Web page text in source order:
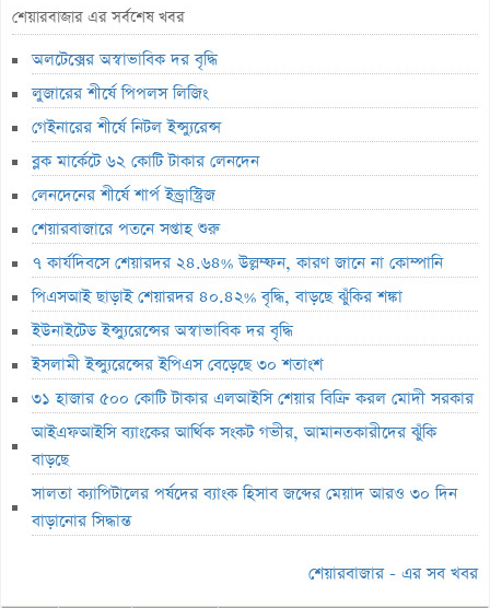
ইসলামী ইন্স্যুরেন্সের ইপিএস বেড়েছে ৩০ শতাংশ
৩১ হাজার ৫০০ কোটি টাকার এলআইসি শেয়ার বিক্রি করল মোদী সরকার
ঋণের জট কাটলেও নতুন জাহাজ পেতে আরও তিন বছর, বহরে এখনো মাত্র
৭ জাহাজ
গ্যাসসংকটে বিদেশি ক্রেতাদের উদ্বেগ, ঝুঁকিতে নতুন রপ্তানি আদেশ
আইএফআইসি ব্যাংকের আর্থিক সংকট গভীর, আমানতকারীদের ঝুঁকি বাড়ছে
সালতা ক্যাপিটালের পর্ষদের ব্যাংক হিসাব জব্দের মেয়াদ আরও ৩০ দিন
বাড়ানোর সিদ্ধান্ত
হোয়াইট হাউসের বলরুম প্রকল্প স্থগিত, সুপ্রিম কোর্টে যাচ্ছেন ট্রাম্প
সাকিবের ফেরা নিয়ে কঠোর অবস্থানে ক্রীড়া প্রতিমন্ত্রী
ইনফান্তিনোর পদত্যাগ দাবি করল নরওয়ে ফুটবল ফেডারেশন
অস্কারের প্রাথমিক দৌড়ে পাকিস্তানের ‘মেরা লিয়ারি’
হাতে আঘাত পেয়ে হাসপাতালে ভর্তি মিঠুন চক্রবর্তী
৪ দুর্বল আর্থিক প্রতিষ্ঠানে আজ প্রশাসক নিয়োগ, ভেঙে দেওয়া হবে পর্ষদ
বিনিয়োগকারীরা ফিরে পেল ২ হাজার ৭৮১ কোটি টাকা
শেয়ারবাজার এর সর্বশেষ খবর
অলটেক্সের অস্বাভাবিক দর বৃদ্ধি
লুজারের শীর্ষে পিপলস লিজিং
গেইনারের শীর্ষে নিটল ইন্স্যুরেন্স
ব্লক মার্কেটে ৬২ কোটি টাকার লেনদেন
লেনদেনের শীর্ষে শার্প ইন্ড্রাস্ট্রিজ
শেয়ারবাজারে পতনে সপ্তাহ শুরু
৭ কার্যদিবসে শেয়ারদর ২৪.৬৪% উল্লম্ফন, কারণ জানে না কোম্পানি
পিএসআই ছাড়াই শেয়ারদর ৪০.৪২% বৃদ্ধি, বাড়ছে ঝুঁকির শঙ্কা
ইউনাইটেড ইন্স্যুরেন্সের অস্বাভাবিক দর বৃদ্ধি
ইসলামী ইন্স্যুরেন্সের ইপিএস বেড়েছে ৩০ শতাংশ
৩১ হাজার ৫০০ কোটি টাকার এলআইসি শেয়ার বিক্রি করল মোদী সরকার
আইএফআইসি ব্যাংকের আর্থিক সংকট গভীর, আমানতকারীদের ঝুঁকি
বাড়ছে
সালতা ক্যাপিটালের পর্ষদের ব্যাংক হিসাব জব্দের মেয়াদ আরও ৩০ দিন
বাড়ানোর সিদ্ধান্ত
শেয়ারবাজার - এর সব খবর